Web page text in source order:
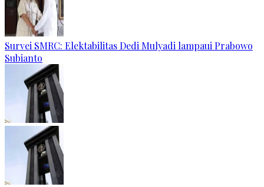
Survei SMRC: Elektabilitas Dedi Mulyadi lampaui Prabowo
Subianto